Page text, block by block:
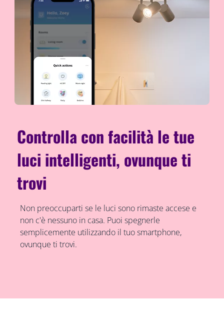
Controlla con facilità le tue
luci intelligenti, ovunque ti
trovi
Non preoccuparti se le luci sono rimaste accese e
non c'è nessuno in casa. Puoi spegnerle
semplicemente utilizzando il tuo smartphone,
ovunque ti trovi.